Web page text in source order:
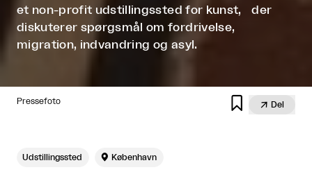
et non-profit udstillingssted for kunst, der
diskuterer spørgsmål om fordrivelse,
migration, indvandring og asyl.
Pressefoto   Del
Udstillingssted  København